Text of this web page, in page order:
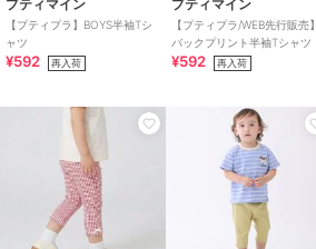
原産国 中国
プティマイン
【プティプラ】BOYS半袖Tシ
ャツ
¥592 再入荷
プティマイン
【プティプラ/WEB先行販売】
バックプリント半袖Tシャツ
¥592 再入荷